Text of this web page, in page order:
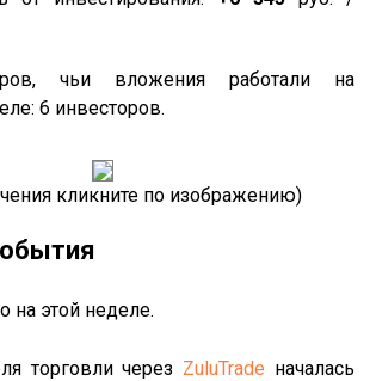
чьи вложения работали на
6 инвесторов.
кликните по изображению)
на этой неделе.
торговли через ZuluTrade началась